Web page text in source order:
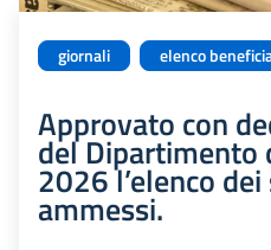
giornali elenco
Approvato con
del Dipartimento
2026 l’elenco
ammessi.